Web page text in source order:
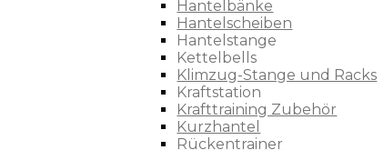
Hantelbänke
Hantelscheiben
Hantelstange
Kettelbells
Klimzug-Stange und Racks
Kraftstation
Krafttraining Zubehör
Kurzhantel
Rückentrainer